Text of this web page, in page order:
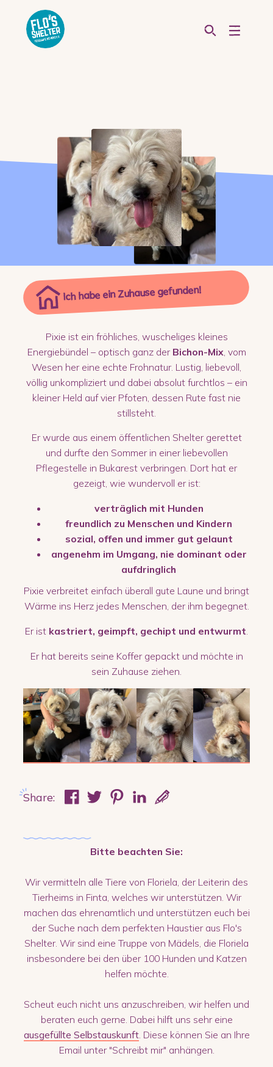
Ich habe ein Zuhause gefunden!
Pixie ist ein fröhliches, wuscheliges kleines
Energiebündel – optisch ganz der Bichon-Mix, vom
Wesen her eine echte Frohnatur. Lustig, liebevoll,
völlig unkompliziert und dabei absolut furchtlos – ein
kleiner Held auf vier Pfoten, dessen Rute fast nie
stillsteht.
Er wurde aus einem öffentlichen Shelter gerettet
und durfte den Sommer in einer liebevollen
Pflegestelle in Bukarest verbringen. Dort hat er
gezeigt, wie wundervoll er ist:
verträglich mit Hunden
freundlich zu Menschen und Kindern
sozial, offen und immer gut gelaunt
angenehm im Umgang, nie dominant oder
aufdringlich
Pixie verbreitet einfach überall gute Laune und bringt
Wärme ins Herz jedes Menschen, der ihm begegnet.
Er ist kastriert, geimpft, gechipt und entwurmt
Er hat bereits seine Koffer gepackt und möchte in
sein Zuhause ziehen.
Share:
Bitte beachten Sie:
Wir vermitteln alle Tiere von Floriela, der Leiterin des
Tierheims in Finta, welches wir unterstützen. Wir
machen das ehrenamtlich und unterstützen euch bei
der Suche nach dem perfekten Haustier aus Flo's
Shelter. Wir sind eine Truppe von Mädels, die Floriela
insbesondere bei den über 100 Hunden und Katzen
helfen möchte.
Scheut euch nicht uns anzuschreiben, wir helfen und
beraten euch gerne. Dabei hilft uns sehr eine
ausgefüllte Selbstauskunft. Diese können Sie an Ihre
Email unter "Schreibt mir" anhängen.